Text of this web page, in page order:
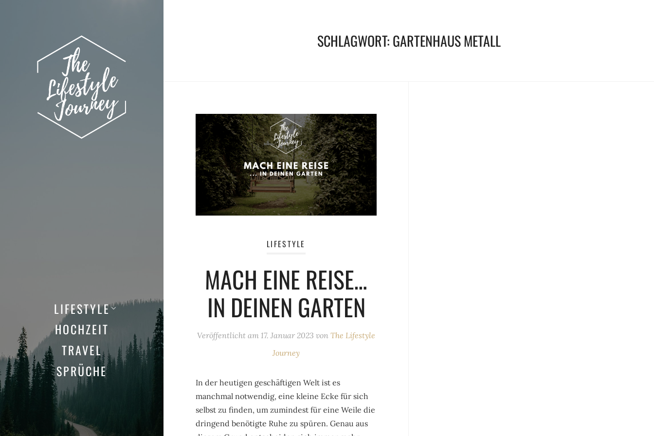
LIFESTYLE
HOCHZEIT
TRAVEL
SPRÜCHE
SCHLAGWORT:GARTENHAUS METALL
LIFESTYLE
MACH EINE REISE…
IN DEINEN GARTEN
Veröffentlicht am 17. Januar 2023 von The Lifestyle
Journey
In der heutigen geschäftigen Welt ist es
manchmal notwendig, eine kleine Ecke für sich
selbst zu finden, um zumindest für eine Weile die
dringend benötigte Ruhe zu spüren. Genau aus